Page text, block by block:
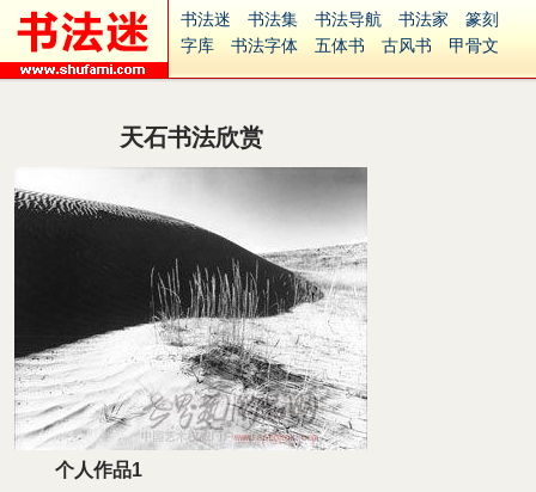
书法迷 书法集 书法导航 书法家
篆刻
字库
书法字体 五体书 古风书
甲骨文
集字
字形
古籍
中医
免费字体 中文字体
Ai矢量
P图宝 南无阿弥陀佛
安全网站
捐赠 繁體版
天石书法欣赏
个人作品1